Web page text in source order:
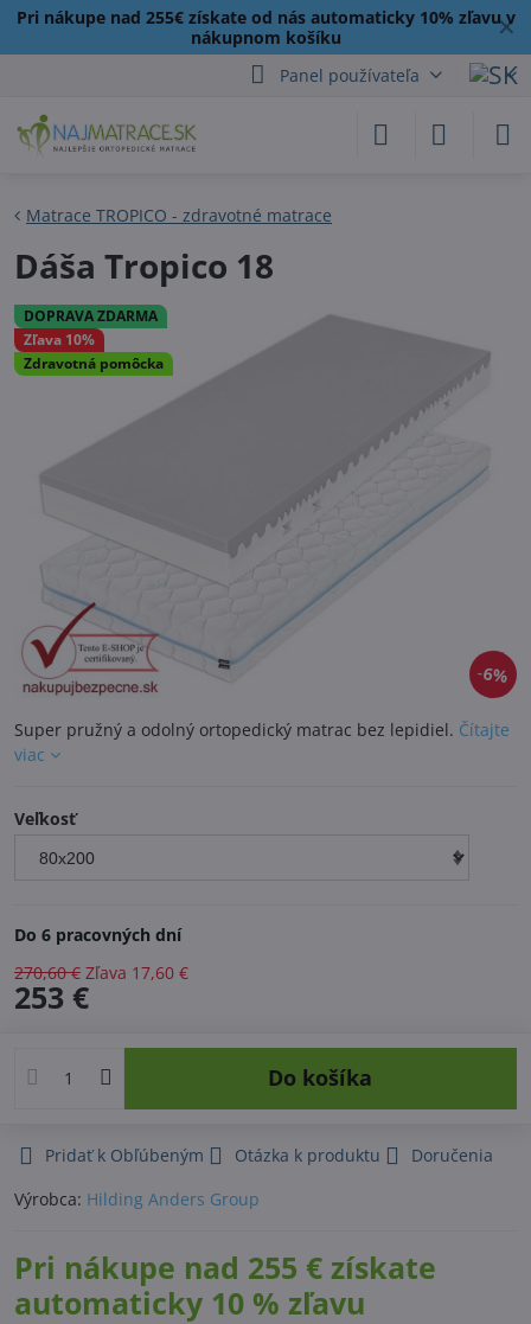
✕
Pri nákupe nad 255€ získate od nás automaticky 10% zľavu v
nákupnom košíku
Panel používateľa
DOPRAVA ZDARMA
Zľava 10%
Zdravotná pomôcka
6%
Matrace TROPICO - zdravotné matrace
Dáša Tropico 18
Super pružný a odolný ortopedický matrac bez lepidiel. Čítajte
viac
Veľkosť
Do 6 pracovných dní
270,60 € Zľava 17,60 €
253 €
Do košíka
Pridať k Obľúbeným Otázka k produktu
Doručenia
Výrobca: Hilding Anders Group
Pri nákupe nad 255 € získate
automaticky 10 % zľavu